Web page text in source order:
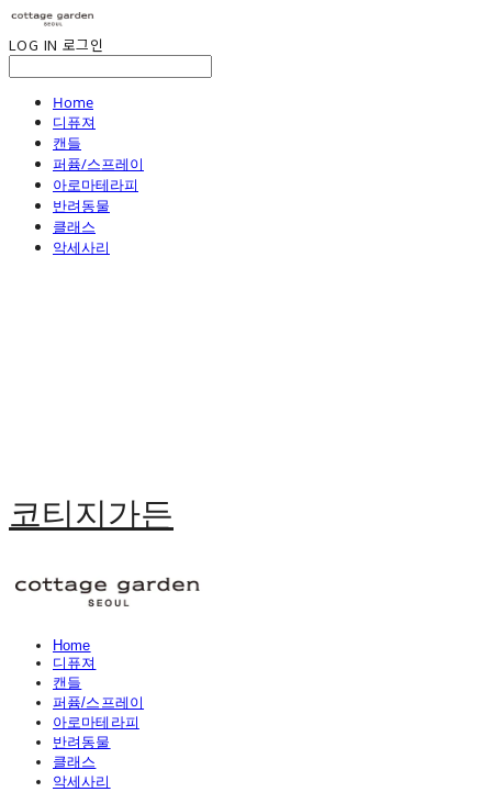
LOG IN 로그인
Home
디퓨져
캔들
퍼퓸/스프레이
아로마테라피
반려동물
클래스
악세사리
코티지가든
Home
디퓨져
캔들
퍼퓸/스프레이
아로마테라피
반려동물
클래스
악세사리